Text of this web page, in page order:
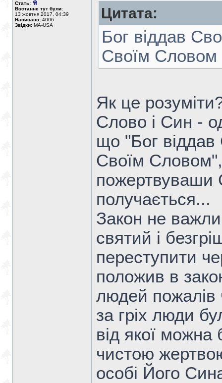
Стать:
Востаннє тут були:
13 жовтня 2017, 04:39
Написано: 4006
Звідки: MA-USA
Цитата:
Бог віддав
Своїм Словом
Як це
Слово і Син -
що "Бог
Своїм
пожертвуваши
получається...
Закон не
святий і
переступити
положив в
людей пожалів
за гріх люди
від якої можна
чистою
особі Його